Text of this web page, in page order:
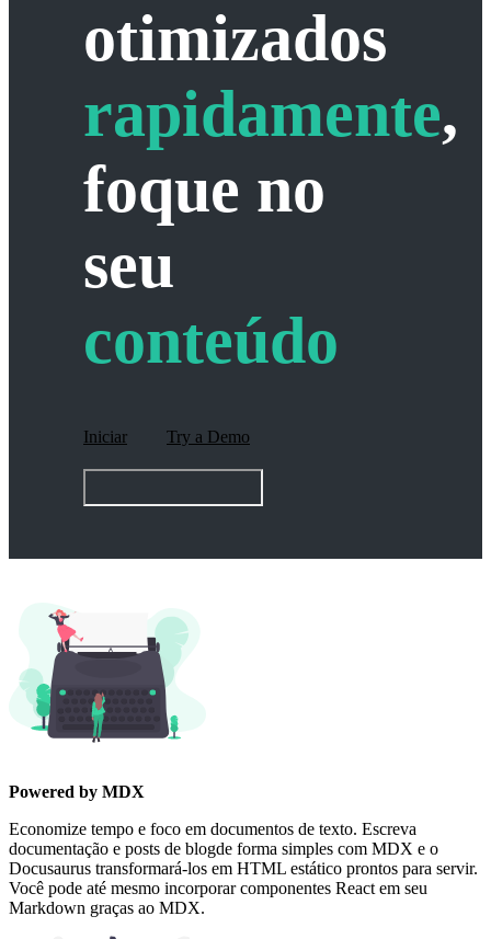
otimizados
rapidamente,
foque no
seu
conteúdo
Iniciar Try a Demo
Powered by MDX
Economize tempo e foco em documentos de texto. Escreva
documentação e posts de blogde forma simples com MDX e o
Docusaurus transformará-los em HTML estático prontos para servir.
Você pode até mesmo incorporar componentes React em seu
Markdown graças ao MDX.